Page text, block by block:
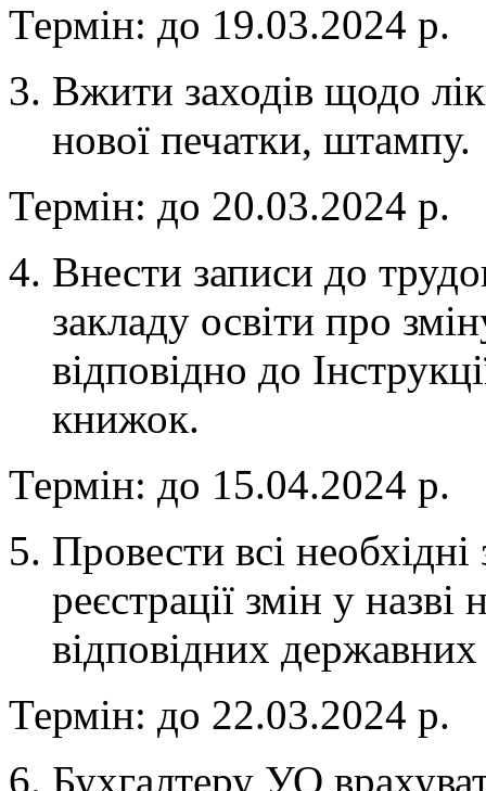
Термін: до 19.03.2024 р.
Вжити заходів щодо
нової печатки, штампу.
Термін: до 20.03.2024 р.
Внести записи до
закладу освіти про
відповідно до
книжок.
Термін: до 15.04.2024 р.
Провести всі
реєстрації змін у
відповідних
Термін: до 22.03.2024 р.
Бухгалтеру УО